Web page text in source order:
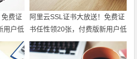
免费证
用户低
足全
代金
阿里云SSL证书大放送！免费证
书任性领20张，付费版新用户低
至6折仅95元起，一站式满足全
场景HTTPS安全需求！